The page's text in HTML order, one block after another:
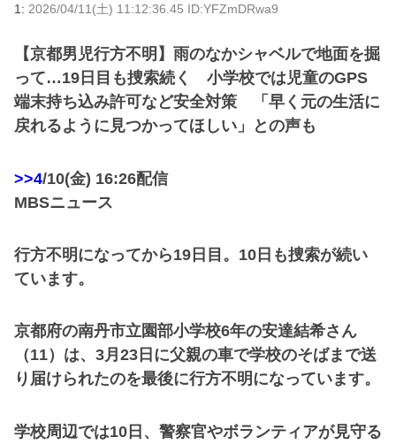
1: 2026/04/11(土) 11:12:36.45 ID:YFZmDRwa9
【京都男児行方不明】雨のなかシャベルで地面を掘
って…19日目も捜索続く 小学校では児童のGPS
端末持ち込み許可など安全対策 「早く元の生活に
戻れるように見つかってほしい」との声も
>>4/10(金) 16:26配信
MBSニュース
行方不明になってから19日目。10日も捜索が続い
ています。
京都府の南丹市立園部小学校6年の安達結希さん
（11）は、3月23日に父親の車で学校のそばまで送
り届けられたのを最後に行方不明になっています。
学校周辺では10日、警察官やボランティアが見守る